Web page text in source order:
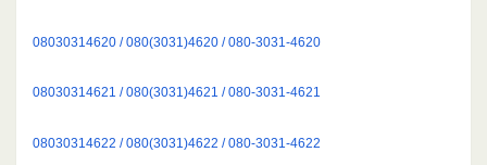
08030314620 / 080(3031)4620 / 080-3031-4620
08030314621 / 080(3031)4621 / 080-3031-4621
08030314622 / 080(3031)4622 / 080-3031-4622